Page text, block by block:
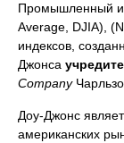
Промышленный
Average, DJIA),
индексов,
Джонса
Company
Доу-Джонс
американских